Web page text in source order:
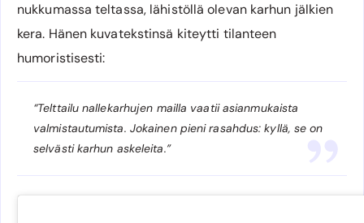
nukkumassa teltassa, lähistöllä olevan karhun jälkien
kera. Hänen kuvatekstinsä kiteytti tilanteen
humoristisesti:
“Telttailu nallekarhujen mailla vaatii asianmukaista
valmistautumista. Jokainen pieni rasahdus: kyllä, se on
selvästi karhun askeleita.”